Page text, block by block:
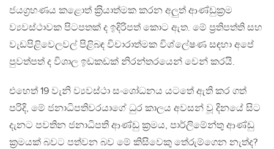
ජයග‍්‍රහණය කළොත් ක‍්‍රියාත්මක කරන අලුත් ආණ්ඩුක‍්‍රම
ව්‍යවස්ථාවක පිටපතක් ද ඉදිරිපත් කොට ඇත. මේ ප‍්‍රතිපත්ති සහ
වැඩපිළිවෙලවල් පිළිබඳ විචාරාත්මක විශ්ලේෂණ සඳහා අපේ
පුවත්පත් ද විශාල ඉඩකඩක් නිරන්තරයෙන් වෙන් කරයි.
එහෙත් 19 වැනි ව්‍යවස්ථා සංශෝධනය යටතේ ඇති කර ගත්
පරිදි, මේ ජනාධිපතිවරයාගේ ධුර කාලය අවසන් වූ දිනයේ සිට
දැනට පවතින ජනාධිපති ආණ්ඩු ක‍්‍රමය, පාර්ලිමේන්තු ආණ්ඩු
ක‍්‍රමයක් බවට පත්වන බව මේ කිසිවෙකු තේරුම්ගෙන නැත්ද?